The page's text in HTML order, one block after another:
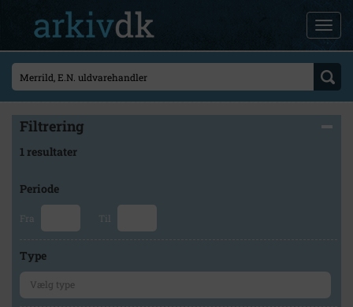
Filtrering
1 resultater
Periode
Fra Til
Type